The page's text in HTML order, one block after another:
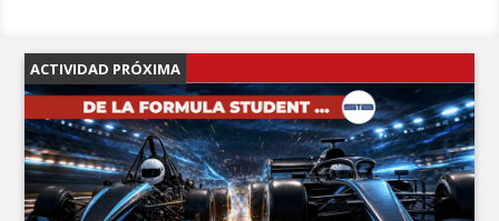
ACTIVIDAD PRÓXIMA